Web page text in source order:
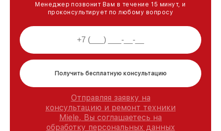
Менеджер позвонит Вам в течение 15 минут, и
проконсультирует по любому вопросу
Получить бесплатную консультацию
Отправляя заявку на
консультацию и ремонт техники
Miele, Вы соглашаетесь на
обработку персональных данных